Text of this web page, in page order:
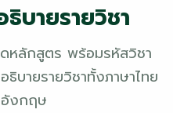
ธิบายรายวิชา
หลักสูตร พร้อมรหัสวิชา
บายรายวิชาทั้งภาษาไทย
อังกฤษ